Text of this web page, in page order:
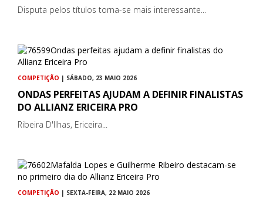
Disputa pelos títulos torna-se mais interessante...
COMPETIÇÃO | SÁBADO, 23 MAIO 2026
ONDAS PERFEITAS AJUDAM A DEFINIR FINALISTAS
DO ALLIANZ ERICEIRA PRO
Ribeira D'Ilhas, Ericeira...
COMPETIÇÃO | SEXTA-FEIRA, 22 MAIO 2026